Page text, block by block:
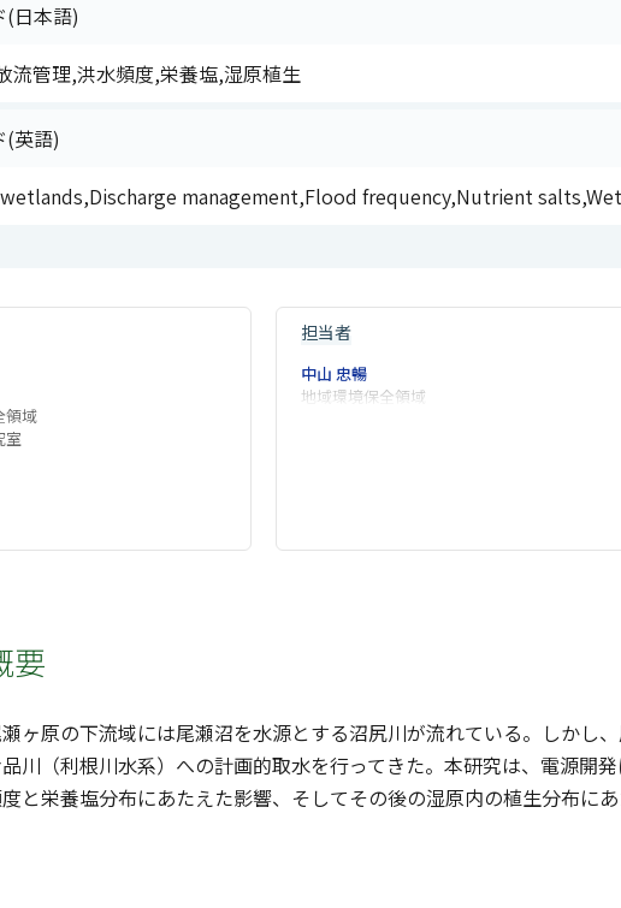
(日本語)
流管理,洪水頻度,栄養塩,湿原植生
(英語)
management,Flood frequency,Nutrient
領域
室
担当者
中山 忠暢
地域環境保全領域
要
ヶ原の下流域には尾瀬沼を水源とする沼尻川が流れている。しかし
川（利根川水系）への計画的取水を行ってきた。本研究は、電源開
と栄養塩分布にあたえた影響、そしてその後の湿原内の植生分布にあ